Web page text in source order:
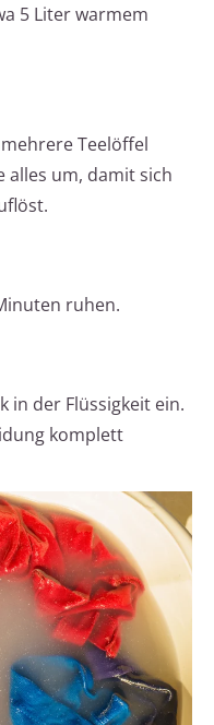
5 Liter warmem
Teelöffel
alles um, damit sich
ruhen.
in der Flüssigkeit ein.
komplett